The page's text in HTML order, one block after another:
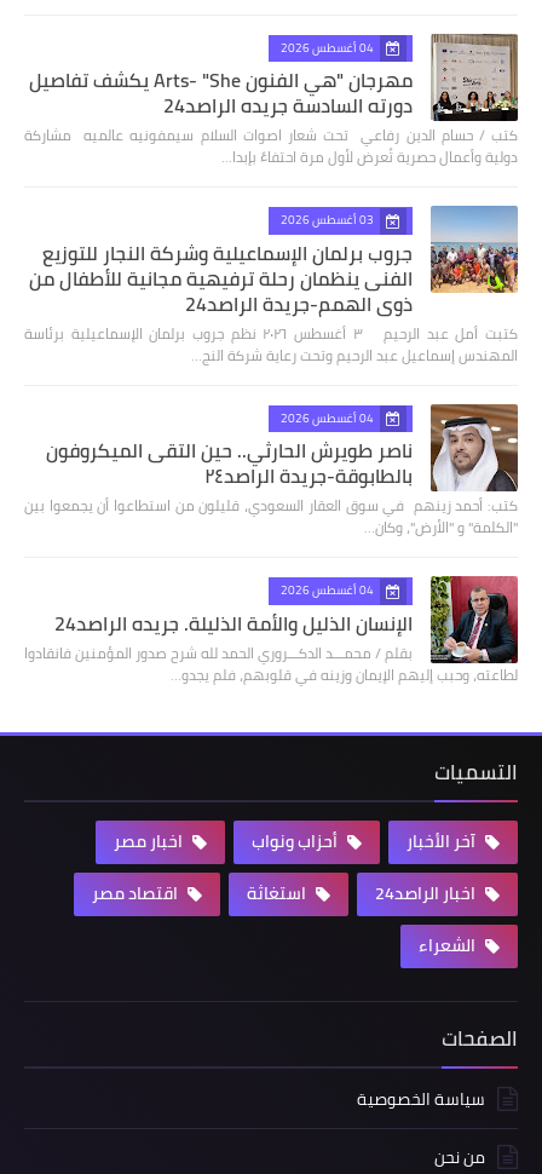
04 أغسطس 2026
مهرجان "هي الفنون Arts- "She يكشف تفاصيل
دورته السادسة جريده الراصد24
كتب / حسام الدين رفاعي تحت شعار اصوات السلام سيمفونيه عالميه مشاركة
دولية وأعمال حصرية تُعرض لأول مرة احتفاءً بإبدا…
03 أغسطس 2026
جروب برلمان الإسماعيلية وشركة النجار للتوزيع
الفنى ينظمان رحلة ترفيهية مجانية للأطفال من
ذوي الهمم-جريدة الراصد24
كتبت أمل عبد الرحيم ٣ أغسطس ٢٠٢٦ نظم جروب برلمان الإسماعيلية برئاسة
المهندس إسماعيل عبد الرحيم وتحت رعاية شركة النج…
04 أغسطس 2026
ناصر طويرش الحارثي.. حين التقى الميكروفون
بالطابوقة-جريدة الراصد٢٤
كتب: أحمد زينهم في سوق العقار السعودي، قليلون من استطاعوا أن يجمعوا بين
"الكلمة" و "الأرض"، وكان…
04 أغسطس 2026
الإنسان الذليل والأمة الذليلة. جريده الراصد24
بقلم / محمـــد الدكـــروري الحمد لله شرح صدور المؤمنين فانقادوا
لطاعته، وحبب إليهم الإيمان وزينه في قلوبهم، فلم يجدو…
التسميات
آخر الأخبار أحزاب ونواب
اخبار مصر
اخبار الراصد24
استغاثة
اقتصاد مصر
الشعراء
الصفحات
سياسة الخصوصية
من نحن